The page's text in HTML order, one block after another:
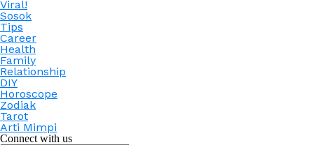
Viral!
Sosok
Tips
Career
Health
Family
Relationship
DIY
Horoscope
Zodiak
Tarot
Arti Mimpi
Connect with us